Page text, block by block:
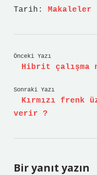
Tarih: Makaleler
Önceki Yazı
Hibrit çalışma
Sonraki Yazı
Kırmızı frenk
verir ?
Bir yanıt yazın